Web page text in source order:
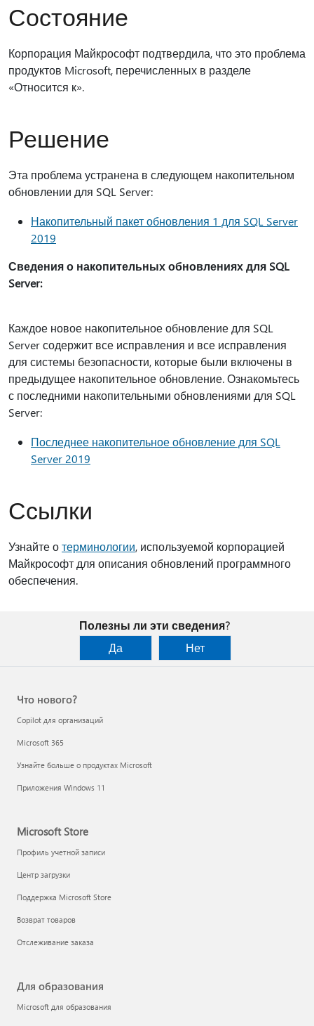
Состояние
Корпорация Майкрософт подтвердила, что это проблема
продуктов Microsoft, перечисленных в разделе
«Относится к».
Решение
Эта проблема устранена в следующем накопительном
обновлении для SQL Server:
Накопительный пакет обновления 1 для SQL Server
2019
Сведения о накопительных обновлениях для SQL
Server:
Каждое новое накопительное обновление для SQL
Server содержит все исправления и все исправления
для системы безопасности, которые были включены в
предыдущее накопительное обновление. Ознакомьтесь
с последними накопительными обновлениями для SQL
Server:
Последнее накопительное обновление для SQL
Server 2019
Ссылки
Узнайте отерминологии, используемой корпорацией
Майкрософт для описания обновлений программного
обеспечения.
Полезны ли эти сведения?
Да
Нет
Что нового?
Copilot для организаций
Microsoft 365
Узнайте больше о продуктах Microsoft
Приложения Windows 11
Microsoft Store
Профиль учетной записи
Центр загрузки
Поддержка Microsoft Store
Возврат товаров
Отслеживание заказа
Для образования
Microsoft для образования